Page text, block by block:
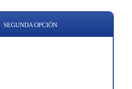
SEGUNDA OPCIÓN